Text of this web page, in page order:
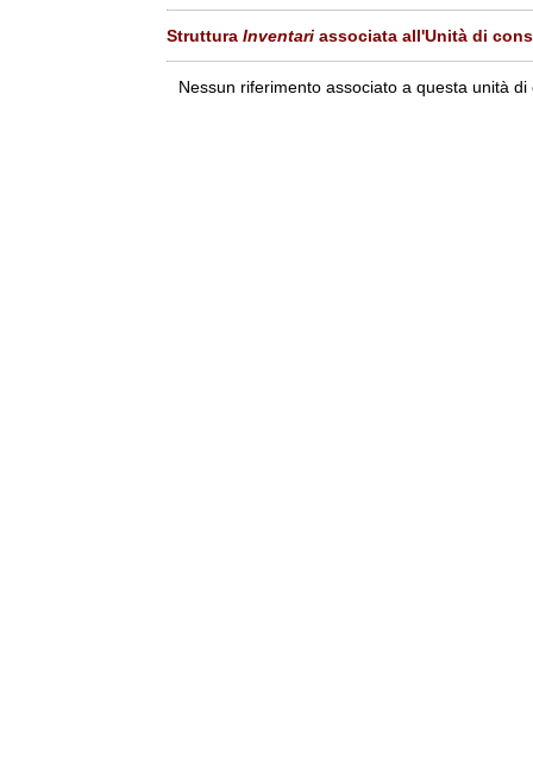
Struttura Inventari associata all'Unità di
Nessun riferimento associato a questa unità